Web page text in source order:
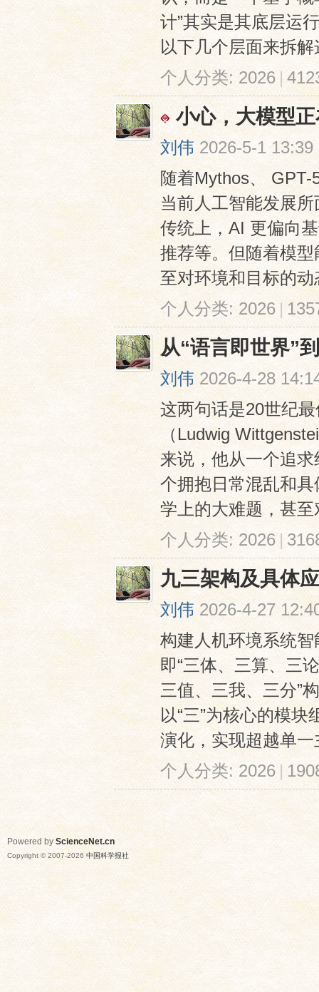
计”其实是其底层运
以下几个层面来拆
个人分类: 2026 |
小心，大模型
刘伟 2026-5-1 13:39
随着Mythos、
当前人工智能发展
传统上，AI 更偏向
推荐等。但随着模
至对环境和目标的
个人分类: 2026 |
从“语言即世界”
刘伟 2026-4-28
这两句话是20世纪
（Ludwig
来说，他从一个追
个拥抱日常混乱和具
学上的大难题，甚
个人分类: 2026|
九三架构及具体
刘伟 2026-4-27
构建人机环境系统智
即“三体、三算、三
三值、三我、三分”
以“三”为核心的模
演化，实现超越单
个人分类:2026 |
Powered by ScienceNet.cn
Copyright © 2007-2026 中国科学报社